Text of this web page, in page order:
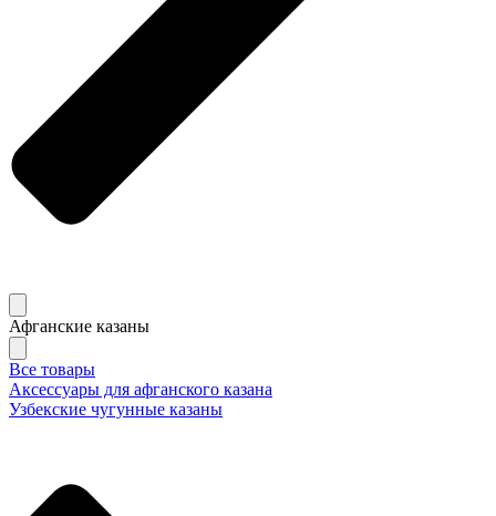
Афганские казаны
Все товары
Аксессуары для афганского казана
Узбекские чугунные казаны